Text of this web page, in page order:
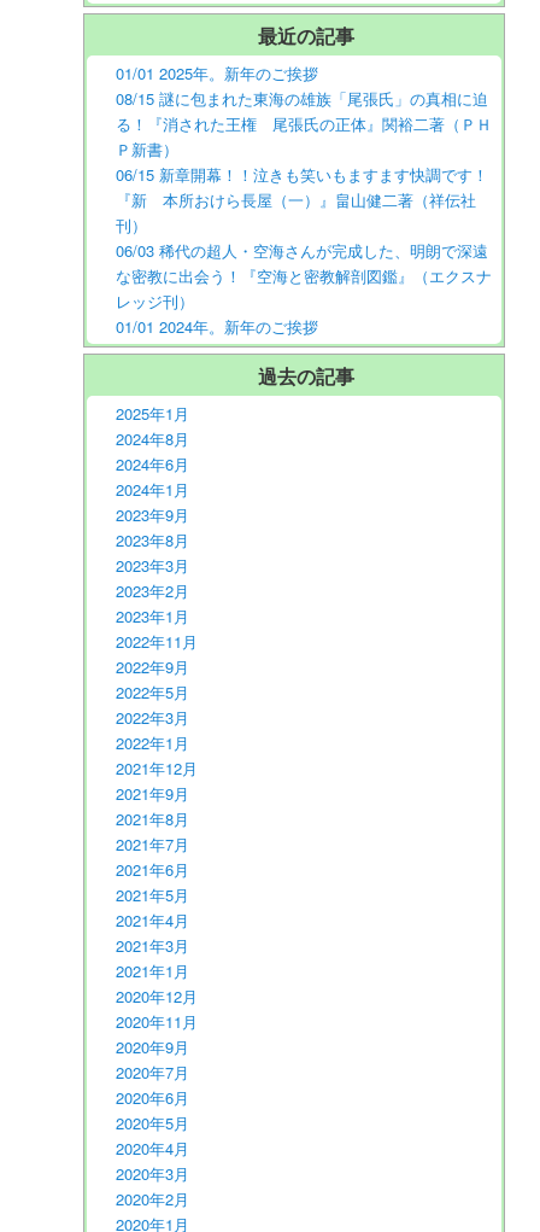
最近の記事
01/01 2025年。新年のご挨拶
08/15 謎に包まれた東海の雄族「尾張氏」の真相に迫
る！『消された王権 尾張氏の正体』関裕二著（ＰＨ
Ｐ新書）
06/15 新章開幕！！泣きも笑いもますます快調です！
『新 本所おけら長屋（一）』畠山健二著（祥伝社
刊）
06/03 稀代の超人・空海さんが完成した、明朗で深遠
な密教に出会う！『空海と密教解剖図鑑』（エクスナ
レッジ刊）
01/01 2024年。新年のご挨拶
過去の記事
2025年1月
2024年8月
2024年6月
2024年1月
2023年9月
2023年8月
2023年3月
2023年2月
2023年1月
2022年11月
2022年9月
2022年5月
2022年3月
2022年1月
2021年12月
2021年9月
2021年8月
2021年7月
2021年6月
2021年5月
2021年4月
2021年3月
2021年1月
2020年12月
2020年11月
2020年9月
2020年7月
2020年6月
2020年5月
2020年4月
2020年3月
2020年2月
2020年1月